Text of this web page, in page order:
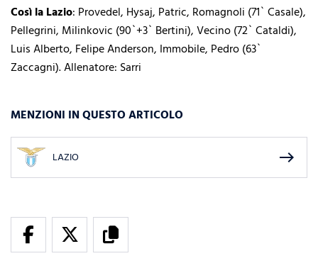
Così la Lazio: Provedel, Hysaj, Patric, Romagnoli (71` Casale),
Pellegrini, Milinkovic (90`+3` Bertini), Vecino (72` Cataldi),
Luis Alberto, Felipe Anderson, Immobile, Pedro (63`
Zaccagni). Allenatore: Sarri
MENZIONI IN QUESTO ARTICOLO
LAZIO east